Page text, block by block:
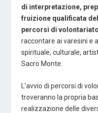
di interpretazione,
fruizione qualificata
percorsi di
raccontare ai varesini e
spirituale, culturale,
Sacro Monte.
L’avvio di percorsi di
troveranno la propria
realizzazione delle